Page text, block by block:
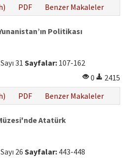
PDF Benzer Makaleler
Politikası
31 Sayfalar: 107-162
0
2415
PDF Benzer Makaleler
Atatürk
26 Sayfalar: 443-448